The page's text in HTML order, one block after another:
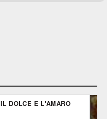
IL DOLCE E L'AMARO